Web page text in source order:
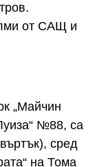
от САЩ и
„Майчин
№88, са
сред
на Тома